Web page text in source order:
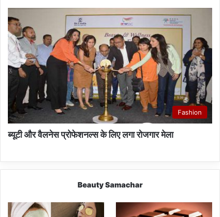
Fashion
ब्यूटी और वैलनेस प्रोफेशनल्स के लिए लगा रोजगार मेला
Beauty Samachar